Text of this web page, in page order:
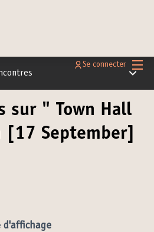
Se connecter
Menu
sur " Town Hall
September]
d'affichage